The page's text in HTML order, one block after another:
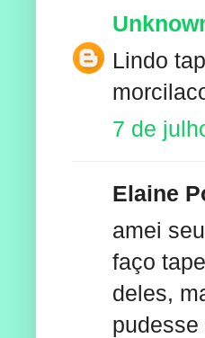
Lindo
7 de
Elaine
amei
faço
deles,